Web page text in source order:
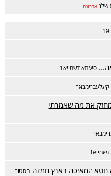
שלג אחרונה
סיעתא דשמייא1
קעלעברימבאר
מחזק את מה שאמרתי
המאיסה בארץ חמדה הסטורי